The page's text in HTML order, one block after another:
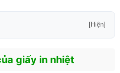
[Hiện]
giấy in nhiệt